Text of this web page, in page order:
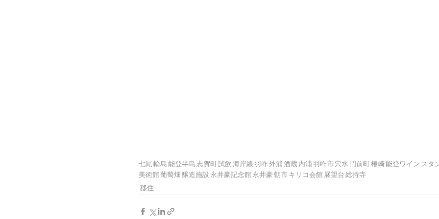
七尾輪島能登半島志賀町試飲海岸線羽咋外浦酒蔵内浦羽咋市穴水 門前町椿崎能登ワイン スタ
美術館葡萄畑醸造施設 永井豪記念館永井豪朝市キリコ会館展望台総持寺
移住